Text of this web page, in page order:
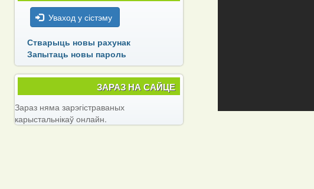
Уваход у сістэму
Стварыць новы рахунак
Запытаць новы пароль
ЗАРАЗ НА САЙЦЕ
Зараз няма зарэгістраваных
карыстальнікаў онлайн.